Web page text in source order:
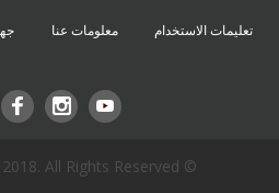
تعليمات الاستخدام معلومات عنا
© Ukraine in Arabic, 2018. All Rights Reserved.